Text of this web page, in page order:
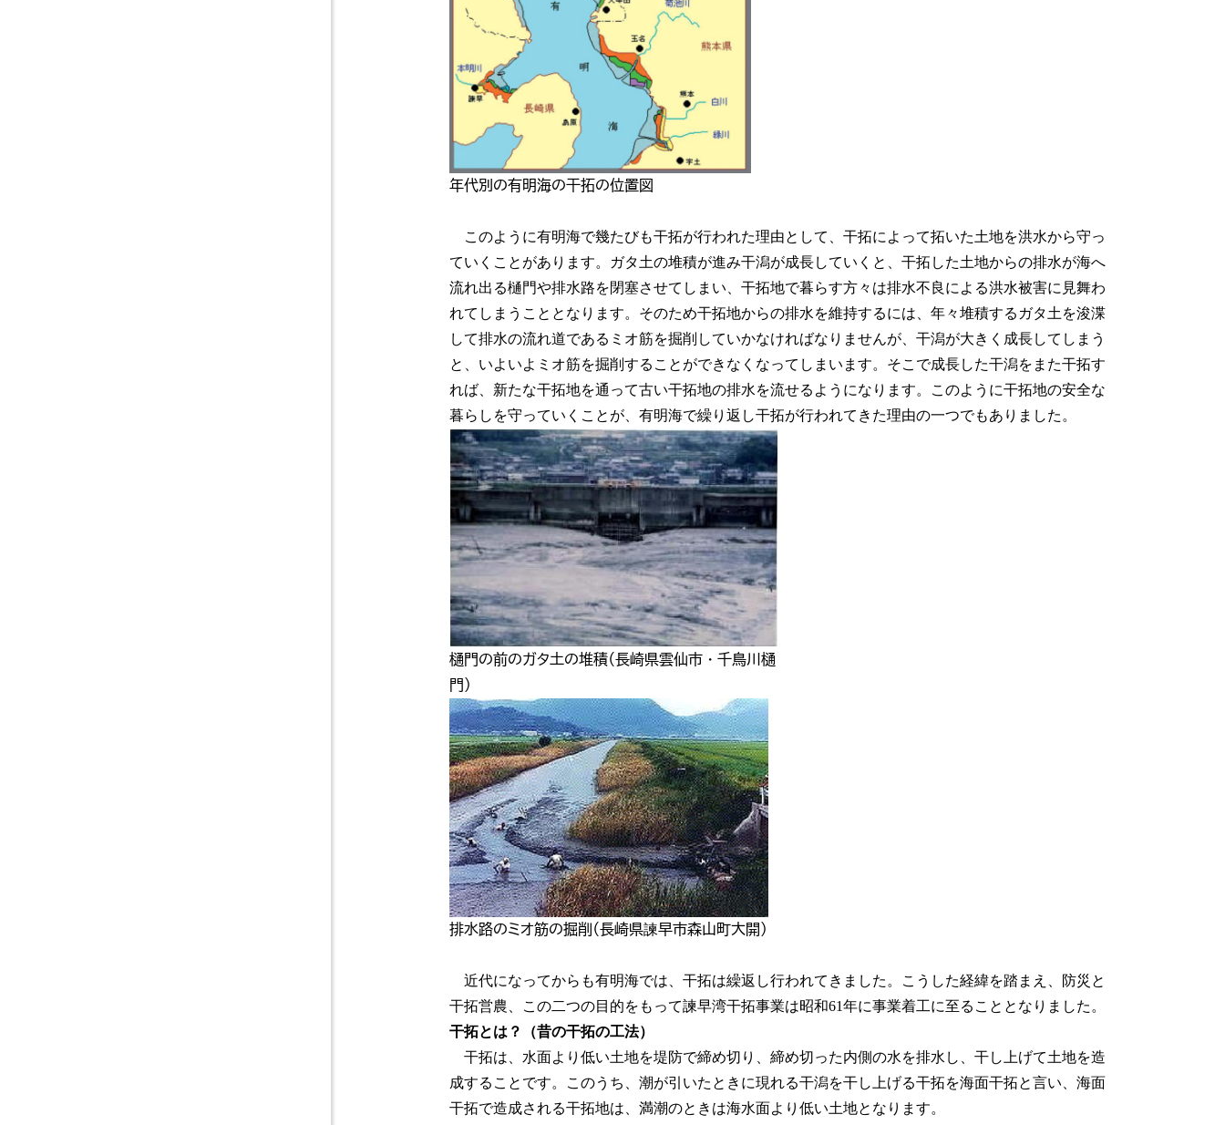
年代別の有明海の干拓の位置図
このように有明海で幾たびも干拓が行われた理由として、干拓によって拓いた土地を洪水から守っ
ていくことがあります。ガタ土の堆積が進み干潟が成長していくと、干拓した土地からの排水が海へ
流れ出る樋門や排水路を閉塞させてしまい、干拓地で暮らす方々は排水不良による洪水被害に見舞わ
れてしまうこととなります。そのため干拓地からの排水を維持するには、年々堆積するガタ土を浚渫
して排水の流れ道であるミオ筋を掘削していかなければなりませんが、干潟が大きく成長してしまう
と、いよいよミオ筋を掘削することができなくなってしまいます。そこで成長した干潟をまた干拓す
れば、新たな干拓地を通って古い干拓地の排水を流せるようになります。このように干拓地の安全な
暮らしを守っていくことが、有明海で繰り返し干拓が行われてきた理由の一つでもありました。
樋門の前のガタ土の堆積（長崎県雲仙市・千鳥川樋
門）
排水路のミオ筋の掘削（長崎県諫早市森山町大開）
近代になってからも有明海では、干拓は繰返し行われてきました。こうした経緯を踏まえ、防災と
干拓営農、この二つの目的をもって諫早湾干拓事業は昭和61年に事業着工に至ることとなりました。
干拓とは？（昔の干拓の工法）
干拓は、水面より低い土地を堤防で締め切り、締め切った内側の水を排水し、干し上げて土地を造
成することです。このうち、潮が引いたときに現れる干潟を干し上げる干拓を海面干拓と言い、海面
干拓で造成される干拓地は、満潮のときは海水面より低い土地となります。